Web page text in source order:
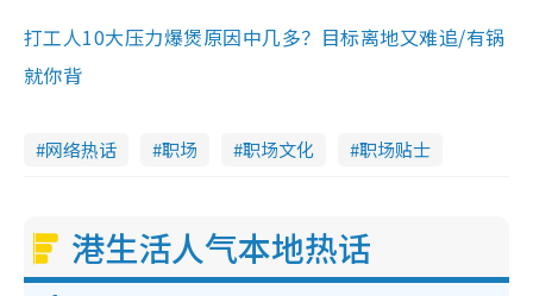
打工人10大压力爆煲原因中几多？目标离地又难追/有锅
就你背
网络热话 职场 职场文化 职场贴士
港生活人气本地热话